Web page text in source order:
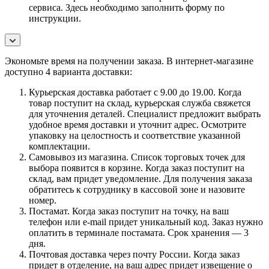
сервиса. Здесь необходимо заполнить форму по
инструкции.
Экономьте время на получении заказа. В интернет-магазине
доступно 4 варианта доставки:
Курьерская доставка работает с 9.00 до 19.00. Когда
товар поступит на склад, курьерская служба свяжется
для уточнения деталей. Специалист предложит выбрать
удобное время доставки и уточнит адрес. Осмотрите
упаковку на целостность и соответствие указанной
комплектации.
Самовывоз из магазина. Список торговых точек для
выбора появится в корзине. Когда заказ поступит на
склад, вам придет уведомление. Для получения заказа
обратитесь к сотруднику в кассовой зоне и назовите
номер.
Постамат. Когда заказ поступит на точку, на ваш
телефон или e-mail придет уникальный код. Заказ нужно
оплатить в терминале постамата. Срок хранения — 3
дня.
Почтовая доставка через почту России. Когда заказ
придет в отделение, на ваш адрес придет извещение о